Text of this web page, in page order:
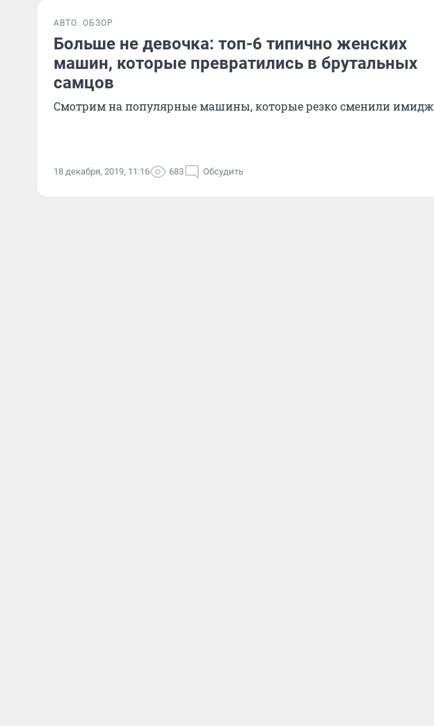
АВТО ОБЗОР
Больше не девочка: топ-6 типично женских
машин, которые превратились в брутальных
самцов
Смотрим на популярные машины, которые резко сменили имидж
18 декабря, 2019, 11:16 683 Обсудить